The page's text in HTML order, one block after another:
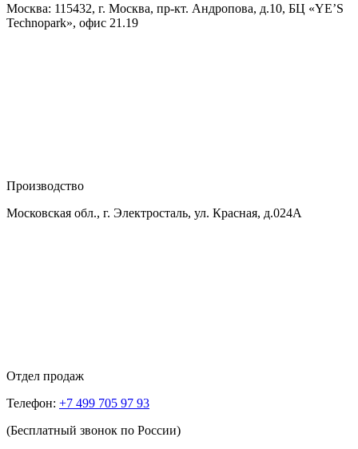
Москва: 115432, г. Москва, пр-кт. Андропова, д.10, БЦ «YE’S
Technopark», офис 21.19
Производство
Московская обл., г. Электросталь, ул. Красная, д.024А
Отдел продаж
Телефон: +7 499 705 97 93
(Бесплатный звонок по России)